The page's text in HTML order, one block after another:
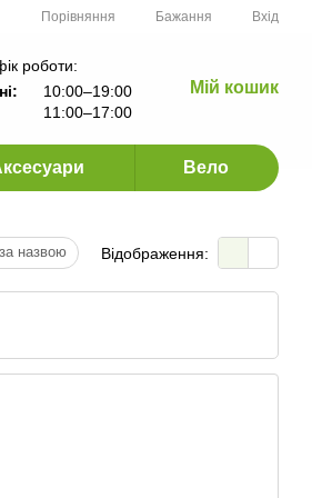
Порівняння Бажання Вхід
роботи:
10:00–19:00
11:00–17:00
Мій кошик
Вело
за назвою Відображення: